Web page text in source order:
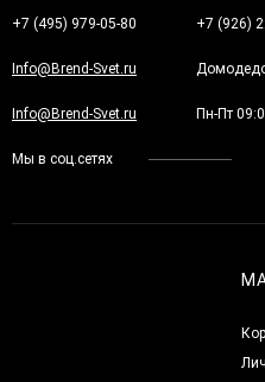
+7 (495) 979-05-80 +7 (926)
Info@Brend-Svet.ru
Info@Brend-Svet.ru Пн-Пт
Мы в соц.сетях